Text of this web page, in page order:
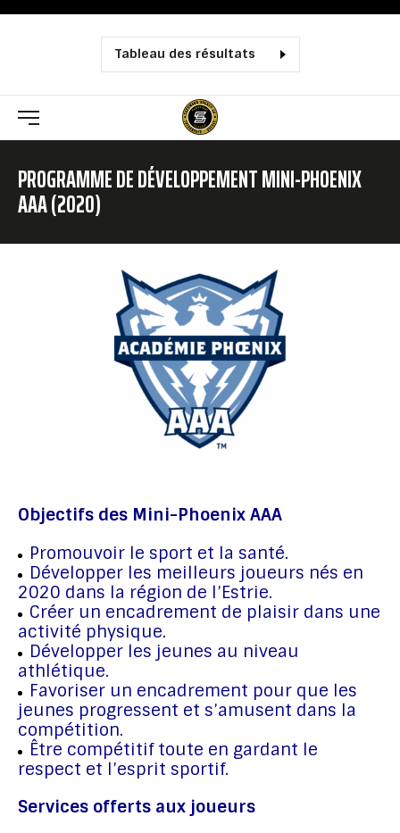
Tableau des résultats
PROGRAMME DE DÉVELOPPEMENT MINI-PHOENIX
AAA (2020)
Objectifs des Mini-Phoenix AAA
Promouvoir le sport et la santé.
Développer les meilleurs joueurs nés en
2020 dans la région de l’Estrie.
Créer un encadrement de plaisir dans une
activité physique.
Développer les jeunes au niveau
athlétique.
Favoriser un encadrement pour que les
jeunes progressent et s’amusent dans la
compétition.
Être compétitif toute en gardant le
respect et l’esprit sportif.
Services offerts aux joueurs